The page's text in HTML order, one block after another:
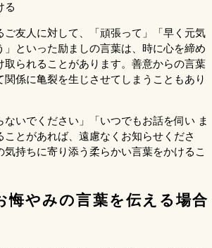
る
ご友人に対して、「頑張って」「早く元気
」といった励ましの言葉は、時に心を締め
取られることがあります。善意からの言葉
関係に亀裂を生じさせてしまうこともあり
ないでください」「いつでもお話を伺い ま
ことがあれば、遠慮なくお知らせくださ
気持ちに寄り添う柔らかい言葉をかけるこ
悔やみの言葉を伝える場合